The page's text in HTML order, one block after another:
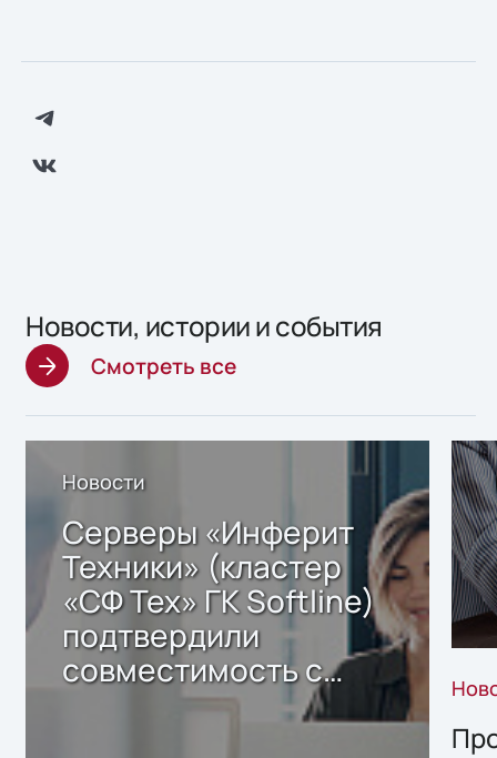
Новости, истории и события
Смотреть все
Новости
Серверы «Инферит
Техники» (кластер
«СФ Тех» ГК Softline)
подтвердили
совместимость с
решением Sharx